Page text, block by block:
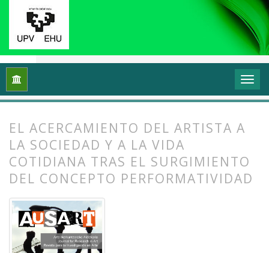
Inicio Vol. 2 Núm. 2 (2014): Arte, esfera pública y
EL ACERCAMIENTO DEL ARTISTA A
LA SOCIEDAD Y A LA VIDA
COTIDIANA TRAS EL SURGIMIENTO
DEL CONCEPTO PERFORMATIVIDAD